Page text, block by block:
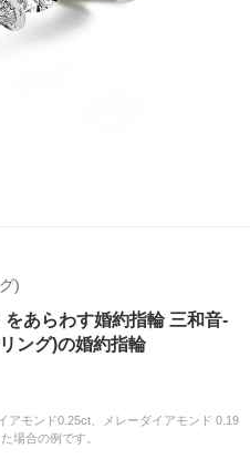
)
あらわす婚約指輪 三和音-
ング)の婚約指輪
アモンド0.25ct、メレーダイアモンド 0.19
場合の例です。